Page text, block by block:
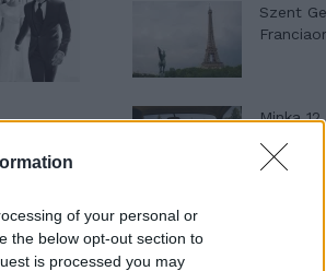
of your personal or
the below opt-out section to
is processed you may
Szent
Minka
Minka